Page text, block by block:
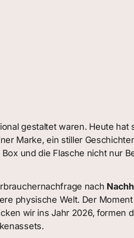
gestaltet waren. Heute hat
Marke, ein stiller
und die Flasche nicht nur
nach
physische Welt. Der
wir ins Jahr 2026, formen